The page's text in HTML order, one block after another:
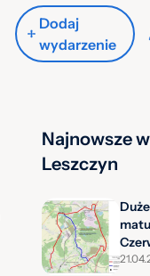
Dodaj
wydarzenie
Najnowsze
Leszczyn